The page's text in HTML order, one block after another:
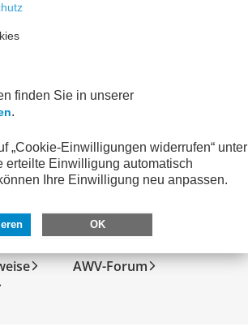
DIREKT ZU
FeRD
AWV-Forum
finden Sie in unserer
.
„Cookie-Einwilligungen widerrufen“ unter
erteilte Einwilligung automatisch
Ihre Einwilligung neu anpassen.
OK